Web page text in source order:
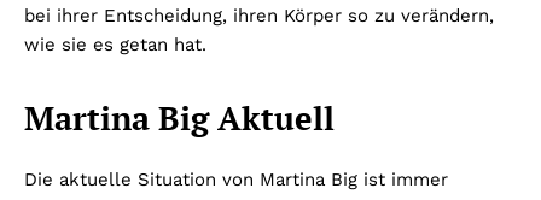
bei ihrer Entscheidung, ihren Körper so zu verändern,
wie sie es getan hat.
Martina Big Aktuell
Die aktuelle Situation von Martina Big ist immer